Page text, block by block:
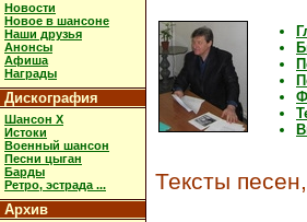
Новости
Новое в шансоне
Наши друзья
Анонсы
Афиша
Награды
Дискография
Шансон X
Истоки
Военный шансон
Песни цыган
Барды
Ретро, эстрада ...
Архив
Тексты